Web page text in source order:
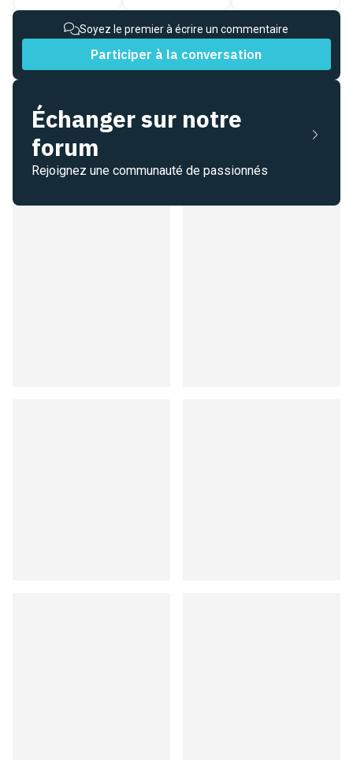
Soyez le premier à écrire un commentaire
Participer à la conversation
Échanger sur notre
forum
Rejoignez une communauté de passionnés